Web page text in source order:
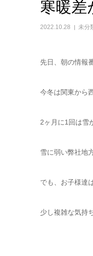
寒暖差
2022.10.28 未分
先日、朝の情報
今冬は関東から
2ヶ月に1回は雪
雪に弱い弊社地
でも、お子様達
少し複雑な気持